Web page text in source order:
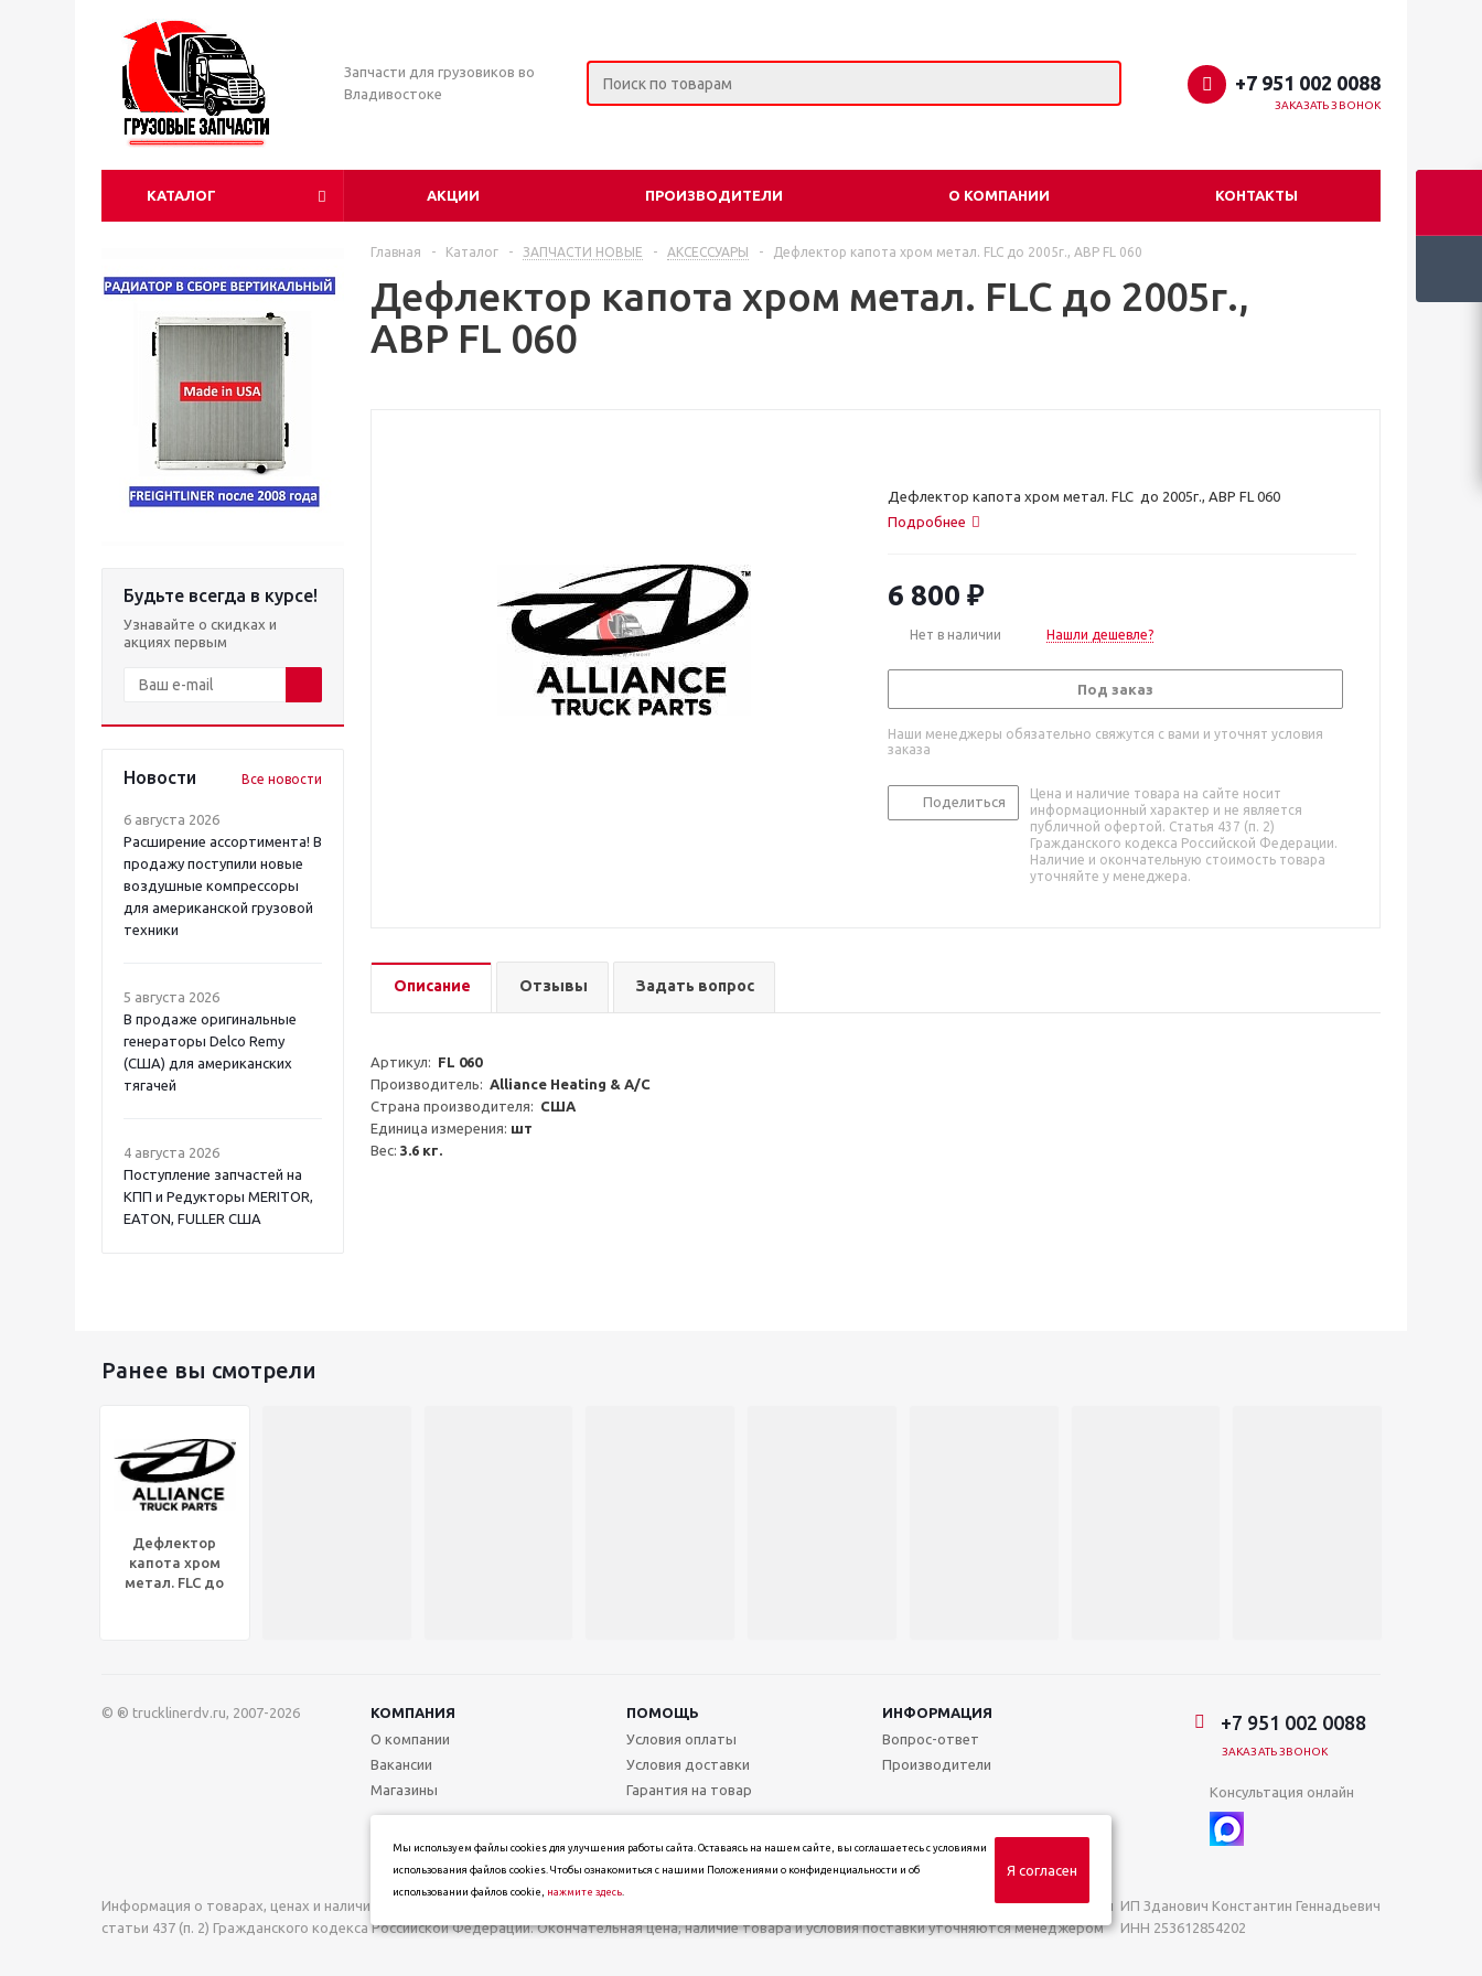
Запчасти для грузовиков во
Владивостоке
+7 951 002 0088
ЗАКАЗАТЬ ЗВОНОК
КАТАЛОГ АКЦИИ ПРОИЗВОДИТЕЛИ О КОМПАНИИ КОНТАКТЫ
Будьте всегда в курсе!
Узнавайте о скидках и
акциях первым
Новости Все новости
6 августа 2026
Расширение ассортимента! В
продажу поступили новые
воздушные компрессоры
для американской грузовой
техники
5 августа 2026
В продаже оригинальные
генераторы Delco Remy
(США) для американских
тягачей
4 августа 2026
Поступление запчастей на
КПП и Редукторы MERITOR,
EATON, FULLER США
Главная - Каталог - ЗАПЧАСТИ НОВЫЕ - АКСЕССУАРЫ - Дефлектор капота хром метал. FLC до 2005г., ABP FL 060
Дефлектор капота хром метал. FLC до 2005г.,
ABP FL 060
Дефлектор капота хром метал. FLC до 2005г., ABP FL 060
Подробнее
6 800 ₽
Нет в наличии Нашли дешевле?
Под заказ
Наши менеджеры обязательно свяжутся с вами и уточнят условия
заказа
Поделиться
Цена и наличие товара на сайте носит
информационный характер и не является
публичной офертой. Статья 437 (п. 2)
Гражданского кодекса Российской Федерации.
Наличие и окончательную стоимость товара
уточняйте у менеджера.
Описание Отзывы Задать вопрос
Артикул: FL 060
Производитель: Alliance Heating & A/C
Страна производителя: США
Единица измерения: шт
Вес: 3.6 кг.
Ранее вы смотрели
Дефлектор
капота хром
метал. FLC до
© ® trucklinerdv.ru, 2007-2026 КОМПАНИЯ ПОМОЩЬ
ИНФОРМАЦИЯ
О компании
Вакансии
Магазины
Условия оплаты
Условия доставки
Гарантия на товар
Вопрос-ответ
Производители
+7 951 002 0088
ЗАКАЗАТЬ ЗВОНОК
Консультация онлайн
Информация о товарах, ценах и наличии на сайте носит информационный характер и не является публичной офертой, определяемой положениями
статьи 437 (п. 2) Гражданского кодекса Российской Федерации. Окончательная цена, наличие товара и условия поставки уточняются менеджером
ИП Зданович Константин Геннадьевич
ИНН 253612854202
Мы используем файлы cookies для улучшения работы сайта. Оставаясь на нашем сайте, вы соглашаетесь с условиями
использования файлов cookies. Чтобы ознакомиться с нашими Положениями о конфиденциальности и об
использовании файлов cookie, нажмите здесь.
Я согласен